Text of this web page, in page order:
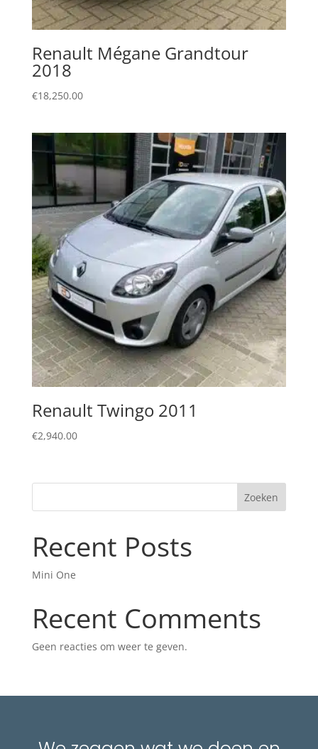
Renault Mégane Grandtour
2018
€18,250.00
Renault Twingo 2011
€2,940.00
Zoeken
Recent Posts
Mini One
Recent Comments
Geen reacties om weer te geven.